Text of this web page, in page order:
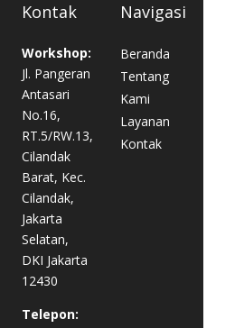
Kontak
Workshop:
Jl. Pangeran
Antasari
No.16,
RT.5/RW.13,
Cilandak
Barat, Kec.
Cilandak,
Jakarta
Selatan,
DKI Jakarta
12430
Telepon:
Navigasi
Beranda
Tentang
Kami
Layanan
Kontak